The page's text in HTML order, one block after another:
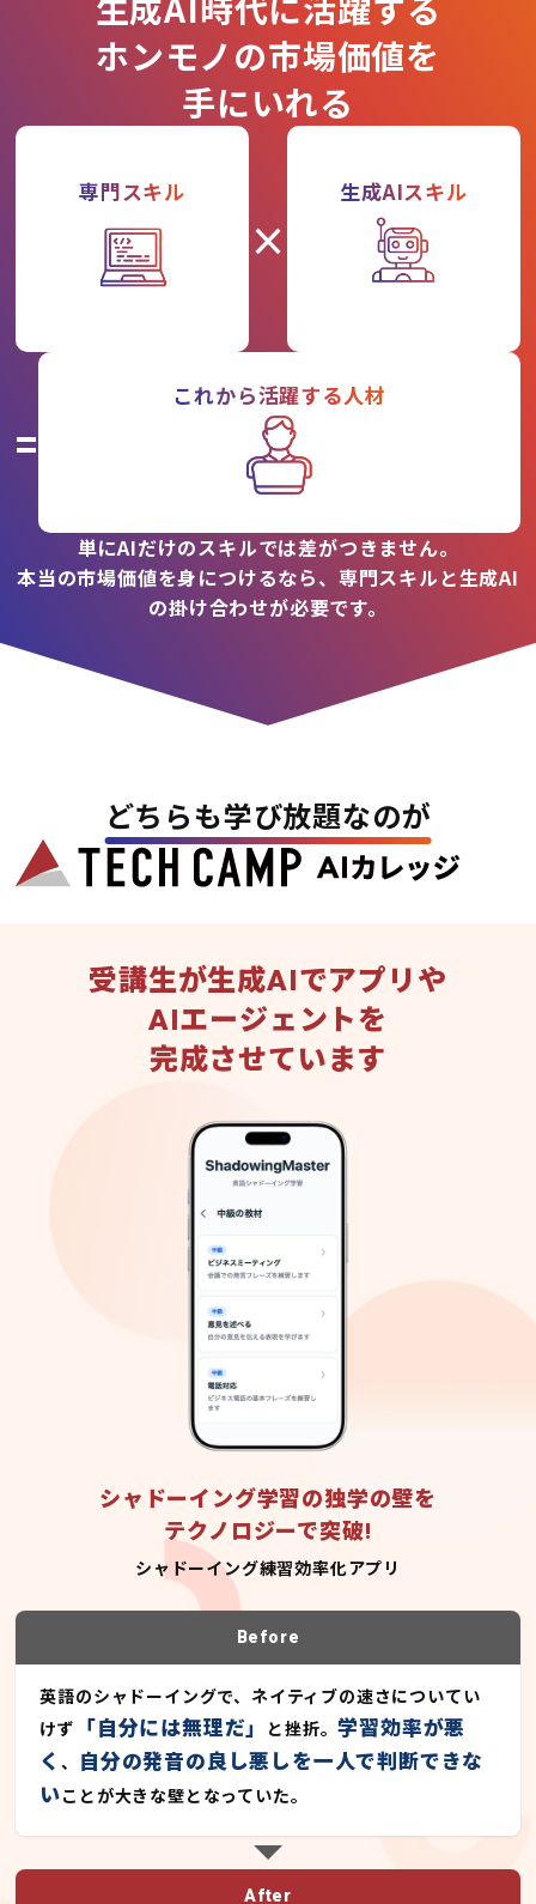
ホンモノの市場価値を
手にいれる
専門スキル
×
生成AIスキル
=
これから活躍する人材
単にAIだけのスキルでは差がつきません。
本当の市場価値を身につけるなら、専門スキルと生成AI
の掛け合わせが必要です。
どちらも学び放題なのが
受講生が生成AIでアプリや
AIエージェントを
完成させています
シャドーイング学習の独学の壁を
テクノロジーで突破!
シャドーイング練習効率化アプリ
Before
英語のシャドーイングで、ネイティブの速さについてい
けず
「自分には無理だ」 と挫折。学習効率が悪
く、
自分の発音の良し悪しを一人で判断できな
いことが大きな壁となっていた。
After